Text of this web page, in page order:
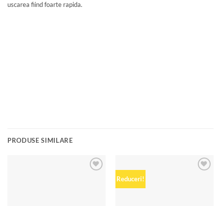
uscarea fiind foarte rapida.
PRODUSE SIMILARE
Reduceri!